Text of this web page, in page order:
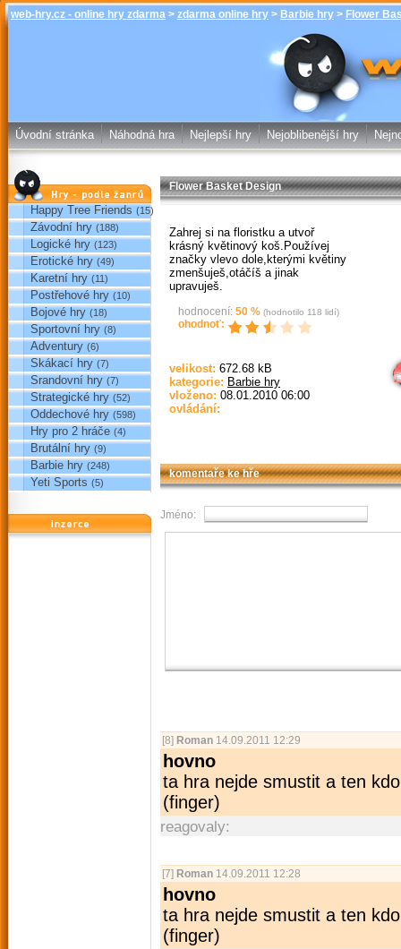
web-hry.cz - online hry zdarma > zdarma online hry > Barbie hry > Flower
Flower
zdarma
Úvodní stránka Náhodná hra Nejlepší hry Nejoblibenější hry
Hry podle žánrů
Happy Tree Friends (15)
Závodní hry (188)
Logické hry (123)
Erotické hry (49)
Karetní hry (11)
Postřehové hry (10)
Bojové hry (18)
Sportovní hry (8)
Adventury (6)
Skákací hry (7)
Srandovní hry (7)
Strategické hry (52)
Oddechové hry (598)
Hry pro 2 hráče (4)
Brutální hry (9)
Barbie hry (248)
Yeti Sports (5)
reklama
Flower Basket Design
Zahrej si na floristku a utvoř
krásný květinový koš.Používej
značky vlevo dole,kterými květiny
zmenšuješ,otáčíš a jinak
upravuješ.
hodnocení: 50 % (hodnotilo 118 lidí)
ohodnoť:
velikost: 672.68 kB
kategorie: Barbie hry
vloženo: 08.01.2010 06:00
ovládání:
komentaře ke hře
Jméno:
[8] Roman 14.09.2011 12:29
hovno
ta hra nejde smustit a ten
(finger)
reagovaly:
[7] Roman 14.09.2011 12:28
hovno
ta hra nejde smustit a ten
(finger)